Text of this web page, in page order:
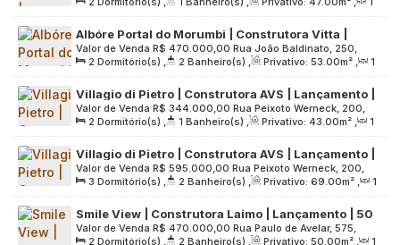
Norte, 02402-030, Santana, São Paulo, São Paulo, Brasil
Sala(s) , Útil: 47.00m² , Terreno: 1488.00m²
Albóre Portal do Morumbi | Construtora Vitta |
Construção | 53 metros | 02 dormitórios | suíte |
varanda | 01 vaga
R$ 470.000,00
Valor de Venda
Rua João Baldinato, 250,
Zona Leste, 05630-080, Vila Suzana, São Paulo, São Paulo,
Brasil
2 Dormitório(s) , 2 Banheiro(s) , Privativo: 53.00m² ,
1
Sala(s) , 1 Suíte(s) , 1 Vaga(s) , Útil: 53.00m² ,
Terreno:
2498.00m²
Villagio di Pietro | Construtora AVS | Lançamento |
43 metros | 02 dormitórios | varanda | 01 vaga
R$ 344.000,00
Valor de Venda
Rua Peixoto Werneck, 200,
03568-060, Parque Artur Alvim, São Paulo, São Paulo, Brasil
2 Dormitório(s) , 1 Banheiro(s) , Privativo: 43.00m² ,
1
Sala(s) , 1 Vaga(s) , Útil: 43.00m² , Terreno: 2320.00m²
Villagio di Pietro | Construtora AVS | Lançamento |
69 metros | 03 dormitórios | suíte | varanda | 02
vagas
R$ 595.000,00
Valor de Venda
Rua Peixoto Werneck, 200,
Zona Leste, 03568-060, Parque Artur Alvim, São Paulo, São
Paulo, Brasil
3 Dormitório(s) , 2 Banheiro(s) , Privativo: 69.00m² ,
1
Sala(s) , 1 Suíte(s) , 2 Vaga(s) , Útil: 69.00m² ,
Terreno: 2320 .00m²
Smile View | Construtora Laimo | Lançamento | 50
metros | 02 dormitórios | suíte | varanda gourmet |
R$ 470.000,00
Valor de Venda
Rua Paulo de Avelar, 575,
2 Dormitório(s) , 2 Banheiro(s) , Privativo: 50.00m² ,
1